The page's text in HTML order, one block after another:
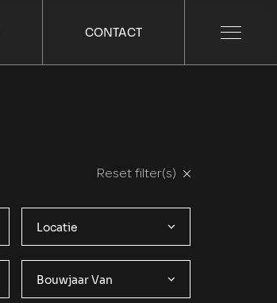
CONTACT
Reset filter(s)
Locatie
Bouwjaar Van